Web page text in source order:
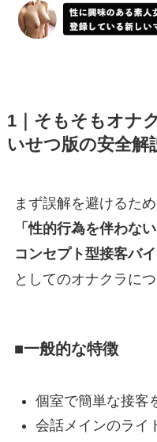
1｜そもそもオナ
いせつ版の安全解
まず誤解を避けるた
「性的行為を伴わな
コンセプト型接客バイ
としてのオナクラに
■一般的な特徴
個室で簡単な接客
会話メインのライ